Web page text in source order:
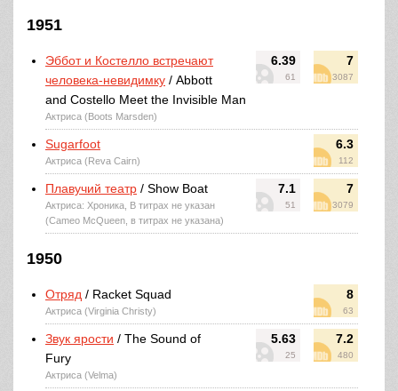
1951
6.39
61
7
3087
Эббот и Костелло встречают
человека-невидимку / Abbott
and Costello Meet the Invisible Man
Актриса (Boots Marsden)
6.3
112
Sugarfoot
Актриса (Reva Cairn)
7.1
51
7
3079
Плавучий театр / Show Boat
Актриса: Хроника, В титрах не указан
(Cameo McQueen, в титрах не указана)
1950
8
63
Отряд / Racket Squad
Актриса (Virginia Christy)
5.63
25
7.2
480
Звук ярости / The Sound of
Fury
Актриса (Velma)